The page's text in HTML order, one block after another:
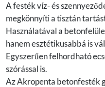
A festék víz- és
megkönnyíti a tisztán
Használatával a
hanem esztétikusabbá is
Egyszerűen felhordható
szórással is.
Az Akropenta betonfesték